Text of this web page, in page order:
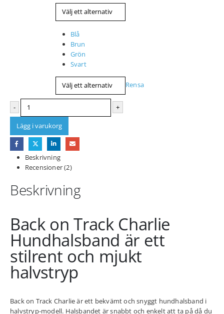
Blå
Brun
Grön
Svart
Rensa
- +
Lägg i varukorg
Beskrivning
Recensioner (2)
Beskrivning
Back on Track Charlie
Hundhalsband är ett
stilrent och mjukt
halvstryp
Back on Track Charlie är ett bekvämt och snyggt hundhalsband i
halvstryp-modell. Halsbandet är snabbt och enkelt att ta på då du